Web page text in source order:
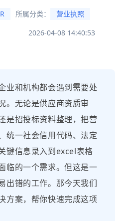
所属分类：
营业执照
2026-04-08 14:40:53
业和机构都会遇到需要处
。无论是供应商资质审
是招投标资料整理，把营
统一社会信用代码、法定
键信息录入到excel表格
临的一个需求。但这是一
出错的工作。那今天我们
方案，帮你快速完成这项